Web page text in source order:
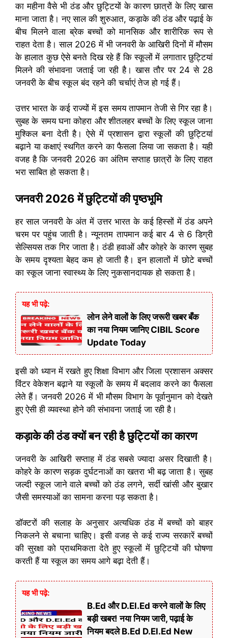
का महीना वैसे भी ठंड और छुट्टियों के कारण छात्रों के लिए खास
माना जाता है। नए साल की शुरुआत, कड़ाके की ठंड और पढ़ाई के
बीच मिलने वाला ब्रेक बच्चों को मानसिक और शारीरिक रूप से
राहत देता है। साल 2026 में भी जनवरी के आखिरी दिनों में मौसम
के हालात कुछ ऐसे बनते दिख रहे हैं कि स्कूलों में लगातार छुट्टियां
मिलने की संभावना जताई जा रही है। खास तौर पर 24 से 28
जनवरी के बीच स्कूल बंद रहने की चर्चाएं तेज हो गई हैं।
उत्तर भारत के कई राज्यों में इस समय तापमान तेजी से गिर रहा है।
सुबह के समय घना कोहरा और शीतलहर बच्चों के लिए स्कूल जाना
मुश्किल बना देती है। ऐसे में प्रशासन द्वारा स्कूलों की छुट्टियां
बढ़ाने या कक्षाएं स्थगित करने का फैसला लिया जा सकता है। यही
वजह है कि जनवरी 2026 का अंतिम सप्ताह छात्रों के लिए राहत
भरा साबित हो सकता है।
जनवरी 2026 में छुट्टियों की पृष्ठभूमि
हर साल जनवरी के अंत में उत्तर भारत के कई हिस्सों में ठंड अपने
चरम पर पहुंच जाती है। न्यूनतम तापमान कई बार 4 से 6 डिग्री
सेल्सियस तक गिर जाता है। ठंडी हवाओं और कोहरे के कारण सुबह
के समय दृश्यता बेहद कम हो जाती है। इन हालातों में छोटे बच्चों
का स्कूल जाना स्वास्थ्य के लिए नुकसानदायक हो सकता है।
यह भी पढ़े:
लोन लेने वालों के लिए जरूरी खबर बँक
का नया नियम जानिए CIBIL Score
Update Today
इसी को ध्यान में रखते हुए शिक्षा विभाग और जिला प्रशासन अक्सर
विंटर वेकेशन बढ़ाने या स्कूलों के समय में बदलाव करने का फैसला
लेते हैं। जनवरी 2026 में भी मौसम विभाग के पूर्वानुमान को देखते
हुए ऐसी ही व्यवस्था होने की संभावना जताई जा रही है।
कड़ाके की ठंड क्यों बन रही है छुट्टियों का कारण
जनवरी के आखिरी सप्ताह में ठंड सबसे ज्यादा असर दिखाती है।
कोहरे के कारण सड़क दुर्घटनाओं का खतरा भी बढ़ जाता है। सुबह
जल्दी स्कूल जाने वाले बच्चों को ठंड लगने, सर्दी खांसी और बुखार
जैसी समस्याओं का सामना करना पड़ सकता है।
डॉक्टरों की सलाह के अनुसार अत्यधिक ठंड में बच्चों को बाहर
निकलने से बचाना चाहिए। इसी वजह से कई राज्य सरकारें बच्चों
की सुरक्षा को प्राथमिकता देते हुए स्कूलों में छुट्टियों की घोषणा
करती हैं या स्कूल का समय आगे बढ़ा देती हैं।
यह भी पढ़े:
B.Ed और D.El.Ed करने वालों के लिए
बड़ी खबर! नया नियम जारी, पढ़ाई के
नियम बदले B.Ed D.El.Ed New